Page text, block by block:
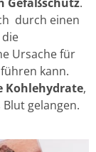
durch einen
Ursache für
kann.
Kohlehydrate,
gelangen.